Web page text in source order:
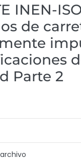
INEN-
de
Parte 2